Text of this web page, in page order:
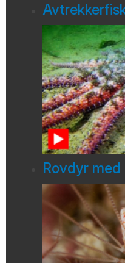
Rovdyr